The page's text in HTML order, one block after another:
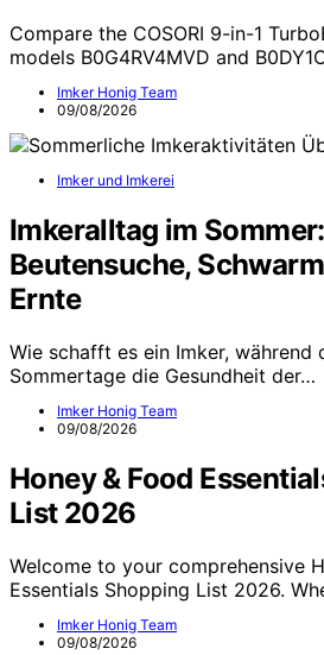
Compare the COSORI 9-in-1
models B0G4RV4MVD and
Imker Honig Team
09/08/2026
Imker und Imkerei
Imkeralltag im
Beutensuche,
Ernte
Wie schafft es ein Imker, während
Sommertage die Gesundheit der…
Imker Honig Team
09/08/2026
Honey & Food
List 2026
Welcome to your comprehensive
Essentials Shopping List 2026.
Imker Honig Team
09/08/2026